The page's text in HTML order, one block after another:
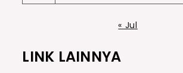
« Jul
LINK LAINNYA